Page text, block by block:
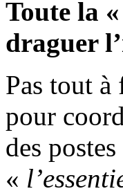
Toute la «
draguer
Pas tout
pour
des
«